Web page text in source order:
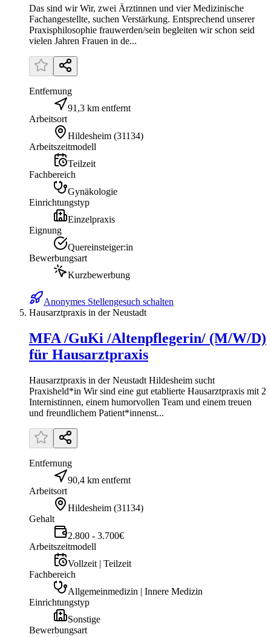
Das sind wir Wir, zwei Ärztinnen und vier Medizinische
Fachangestellte, suchen Verstärkung. Entsprechend unserer
Praxisphilosophie frauwerden/sein begleiten wir schon seid
vielen Jahren Frauen in de...
Entfernung
91,3 km entfernt
Arbeitsort
Hildesheim (31134)
Arbeitszeitmodell
Teilzeit
Fachbereich
Gynäkologie
Einrichtungstyp
Einzelpraxis
Eignung
Quereinsteiger:in
Bewerbungsart
Kurzbewerbung
Anonymes Stellengesuch schalten
Hausarztpraxis in der Neustadt
MFA /GuKi /Altenpflegerin/ (M/W/D)
für Hausarztpraxis
Hausarztpraxis in der Neustadt Hildesheim sucht
Praxisheld*in Wir sind eine gut etablierte Hausarztpraxis mit 2
Internistinnen, einem humorvollen Team und einem treuen
und freundlichem Patient*innenst...
Entfernung
90,4 km entfernt
Arbeitsort
Hildesheim (31134)
Gehalt
2.800 - 3.700€
Arbeitszeitmodell
Vollzeit | Teilzeit
Fachbereich
Allgemeinmedizin | Innere Medizin
Einrichtungstyp
Sonstige
Bewerbungsart